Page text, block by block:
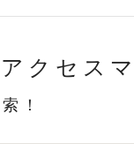
アクセス
！